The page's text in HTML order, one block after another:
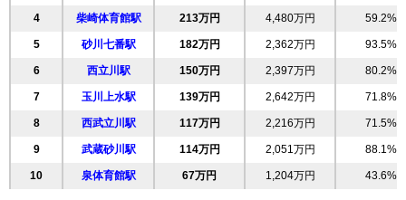
アルファスクエア立川幸町
住所 東京都立川市幸町1丁目
相場 1,980万円～2,180万円
マンションナビで
無料一括査定をする
4 柴崎体育館駅 213万円 4,480万円 59.2%
5 砂川七番駅 182万円 2,362万円 93.5%
6 西立川駅 150万円 2,397万円 80.2%
7 玉川上水駅 139万円 2,642万円 71.8%
8 西武立川駅 117万円 2,216万円 71.5%
9 武蔵砂川駅 114万円 2,051万円 88.1%
10 泉体育館駅 67万円 1,204万円 43.6%